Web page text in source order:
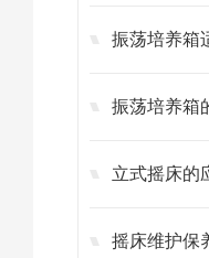
振荡培养箱
振荡培养箱
立式摇床的
摇床维护保